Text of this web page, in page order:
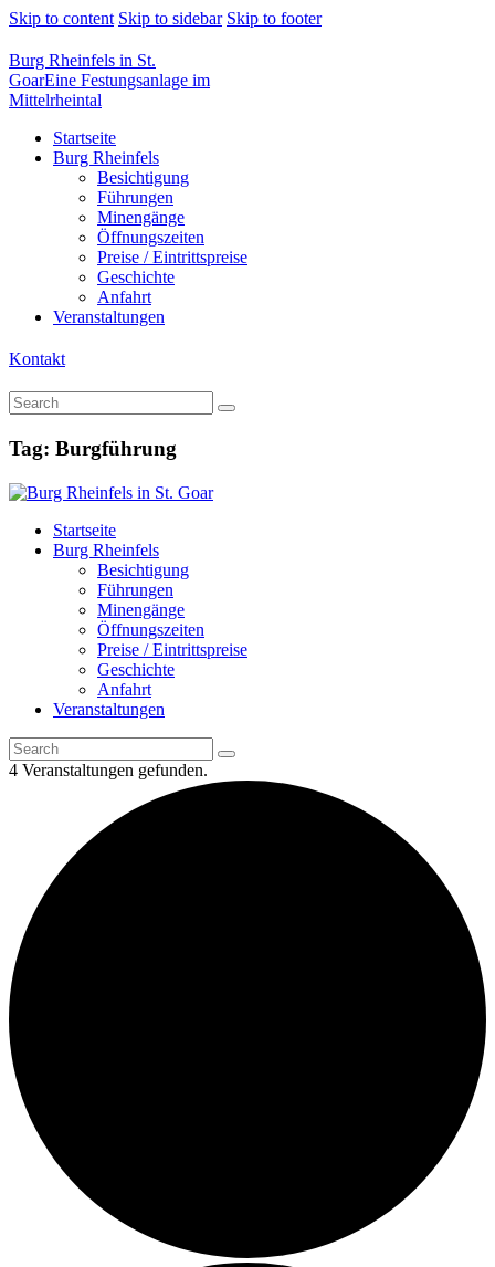
Skip to content Skip to sidebar Skip to footer
Burg Rheinfels in St.
GoarEine Festungsanlage im
Mittelrheintal
Startseite
Burg Rheinfels
Besichtigung
Führungen
Minengänge
Öffnungszeiten
Preise / Eintrittspreise
Geschichte
Anfahrt
Veranstaltungen
Kontakt
Tag: Burgführung
Startseite
Burg Rheinfels
Besichtigung
Führungen
Minengänge
Öffnungszeiten
Preise / Eintrittspreise
Geschichte
Anfahrt
Veranstaltungen
4 Veranstaltungen gefunden.